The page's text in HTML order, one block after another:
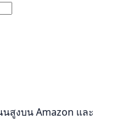
สูงบน Amazon และ